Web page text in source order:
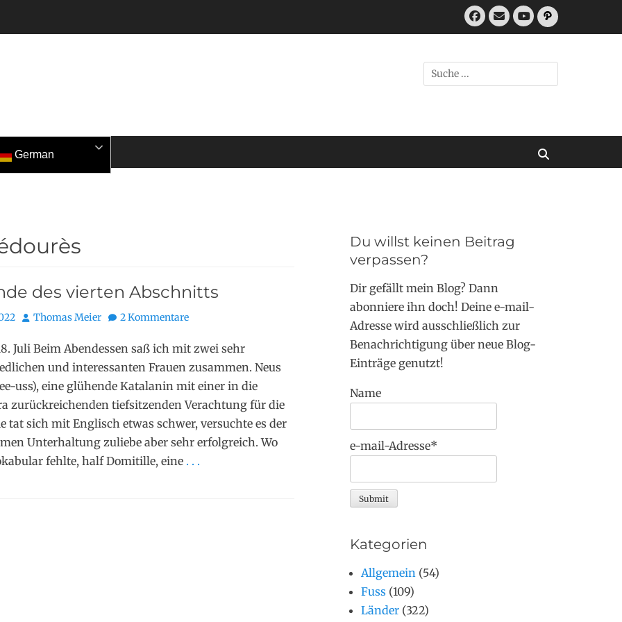
Facebook
E-
MailYouTube
Pfad
Suchen
nach:
German
des vierten Abschnitts
Autor
Thomas Meier 2 Kommentare
Juli Beim Abendessen saß ich mit zwei sehr
und interessanten Frauen zusammen. Neus
uss), eine glühende Katalanin mit einer in die
zurückreichenden tiefsitzenden Verachtung für die
tat sich mit Englisch etwas schwer, versuchte es der
Unterhaltung zuliebe aber sehr erfolgreich. Wo
fehlte, half Domitille, eine . . .
Du willst keinen Beitrag
verpassen?
Dir gefällt mein Blog? Dann
abonniere ihn doch! Deine e-mail-
Adresse wird ausschließlich zur
Benachrichtigung über neue Blog-
Einträge genutzt!
Name
e-mail-Adresse*
Kategorien
Allgemein (54)
Fuss (109)
Länder (322)